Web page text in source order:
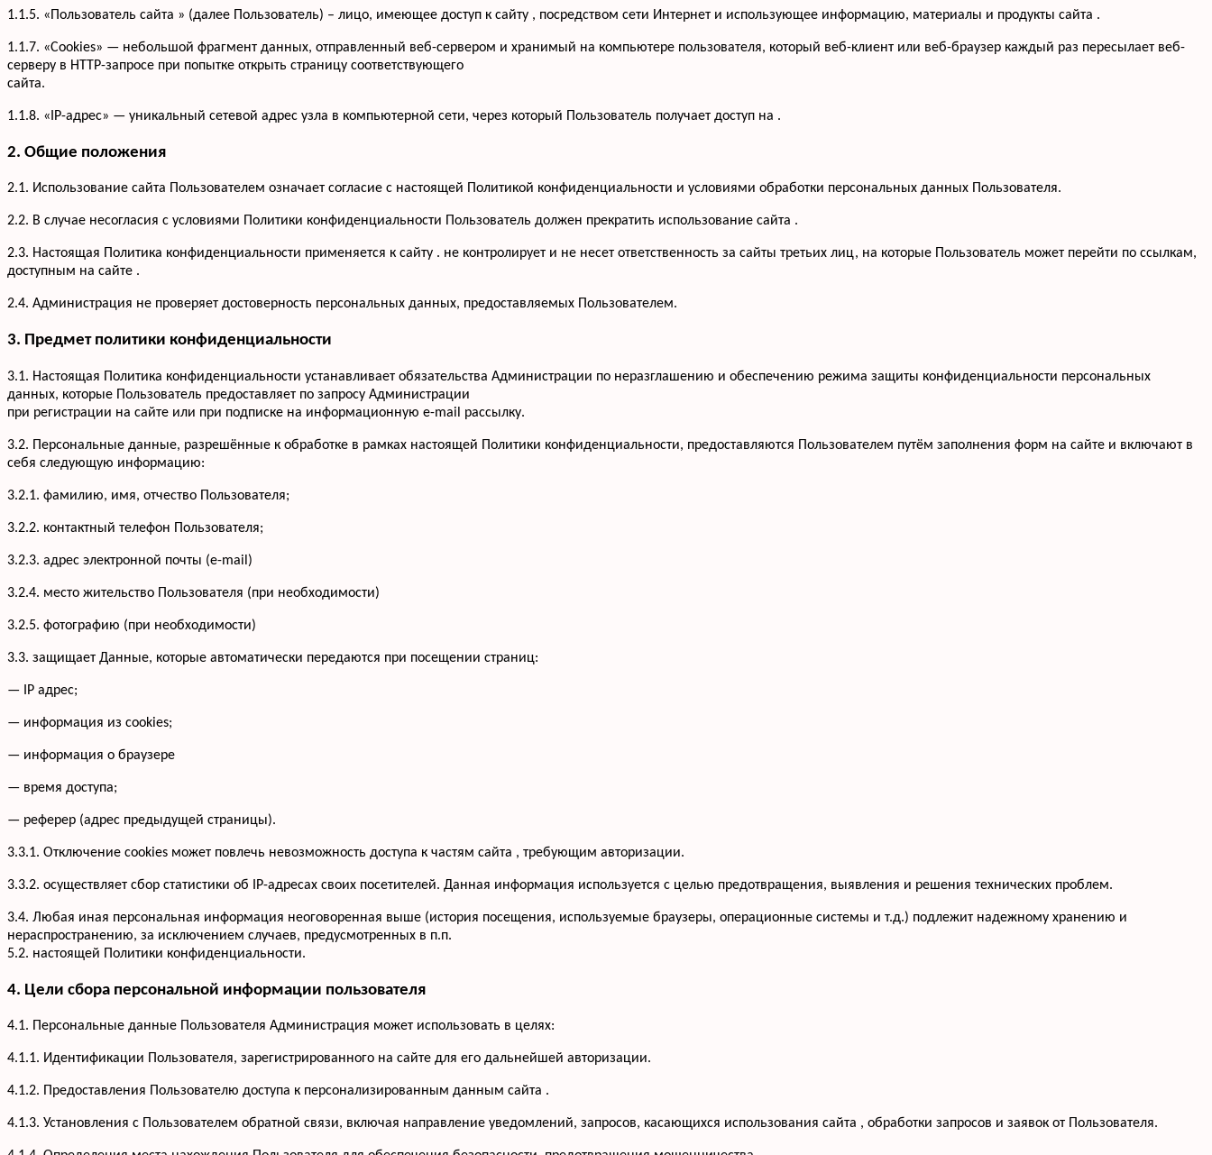
1.1.5. «Пользователь сайта » (далее Пользователь) – лицо, имеющее доступ к сайту , посредством сети Интернет и использующее информацию, материалы и продукты сайта .
1.1.7. «Cookies» — небольшой фрагмент данных, отправленный веб-сервером и хранимый на компьютере пользователя, который веб-клиент или веб-браузер каждый раз пересылает веб-
серверу в HTTP-запросе при попытке открыть страницу соответствующего
сайта.
1.1.8. «IP-адрес» — уникальный сетевой адрес узла в компьютерной сети, через который Пользователь получает доступ на .
2. Общие положения
2.1. Использование сайта Пользователем означает согласие с настоящей Политикой конфиденциальности и условиями обработки персональных данных Пользователя.
2.2. В случае несогласия с условиями Политики конфиденциальности Пользователь должен прекратить использование сайта .
2.3. Настоящая Политика конфиденциальности применяется к сайту . не контролирует и не несет ответственность за сайты третьих лиц, на которые Пользователь может перейти по ссылкам,
доступным на сайте .
2.4. Администрация не проверяет достоверность персональных данных, предоставляемых Пользователем.
3. Предмет политики конфиденциальности
3.1. Настоящая Политика конфиденциальности устанавливает обязательства Администрации по неразглашению и обеспечению режима защиты конфиденциальности персональных
данных, которые Пользователь предоставляет по запросу Администрации
при регистрации на сайте или при подписке на информационную e-mail рассылку.
3.2. Персональные данные, разрешённые к обработке в рамках настоящей Политики конфиденциальности, предоставляются Пользователем путём заполнения форм на сайте и включают в
себя следующую информацию:
3.2.1. фамилию, имя, отчество Пользователя;
3.2.2. контактный телефон Пользователя;
3.2.3. адрес электронной почты (e-mail)
3.2.4. место жительство Пользователя (при необходимости)
3.2.5. фотографию (при необходимости)
3.3. защищает Данные, которые автоматически передаются при посещении страниц:
— IP адрес;
— информация из cookies;
— информация о браузере
— время доступа;
— реферер (адрес предыдущей страницы).
3.3.1. Отключение cookies может повлечь невозможность доступа к частям сайта , требующим авторизации.
3.3.2. осуществляет сбор статистики об IP-адресах своих посетителей. Данная информация используется с целью предотвращения, выявления и решения технических проблем.
3.4. Любая иная персональная информация неоговоренная выше (история посещения, используемые браузеры, операционные системы и т.д.) подлежит надежному хранению и
нераспространению, за исключением случаев, предусмотренных в п.п.
5.2. настоящей Политики конфиденциальности.
4. Цели сбора персональной информации пользователя
4.1. Персональные данные Пользователя Администрация может использовать в целях:
4.1.1. Идентификации Пользователя, зарегистрированного на сайте для его дальнейшей авторизации.
4.1.2. Предоставления Пользователю доступа к персонализированным данным сайта .
4.1.3. Установления с Пользователем обратной связи, включая направление уведомлений, запросов, касающихся использования сайта , обработки запросов и заявок от Пользователя.